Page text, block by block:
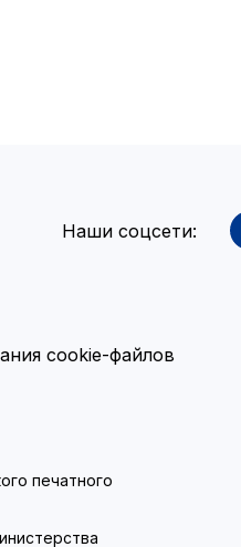
Наши соцсети:
cookie-файлов
печатного